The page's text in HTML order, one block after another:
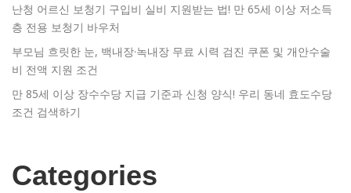
난청 어르신 보청기 구입비 실비 지원받는 법! 만 65세 이상 저소득
층 전용 보청기 바우처
부모님 흐릿한 눈, 백내장·녹내장 무료 시력 검진 쿠폰 및 개안수술
비 전액 지원 조건
만 85세 이상 장수수당 지급 기준과 신청 양식! 우리 동네 효도수당
조건 검색하기
Categories